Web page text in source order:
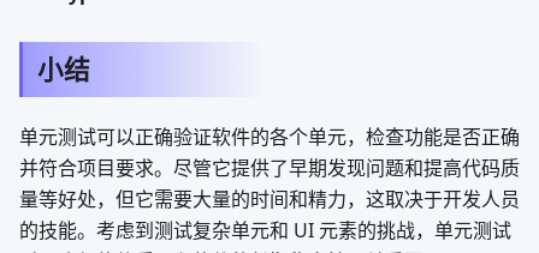
小结
单元测试可以正确验证软件的各个单元，检查功能是否正确
并符合项目要求。尽管它提供了早期发现问题和提高代码质
量等好处，但它需要大量的时间和精力，这取决于开发人员
的技能。考虑到测试复杂单元和 UI 元素的挑战，单元测试